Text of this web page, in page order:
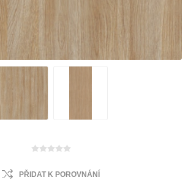
PŘIDAT K POROVNÁNÍ